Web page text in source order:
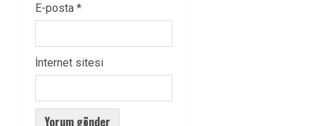
E-posta *
İnternet sitesi